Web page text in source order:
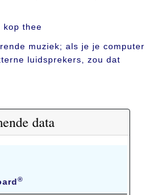
kop thee
muziek; als je je computer
luidsprekers, zou dat
data
®